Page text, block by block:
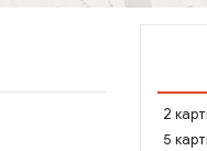
2
5